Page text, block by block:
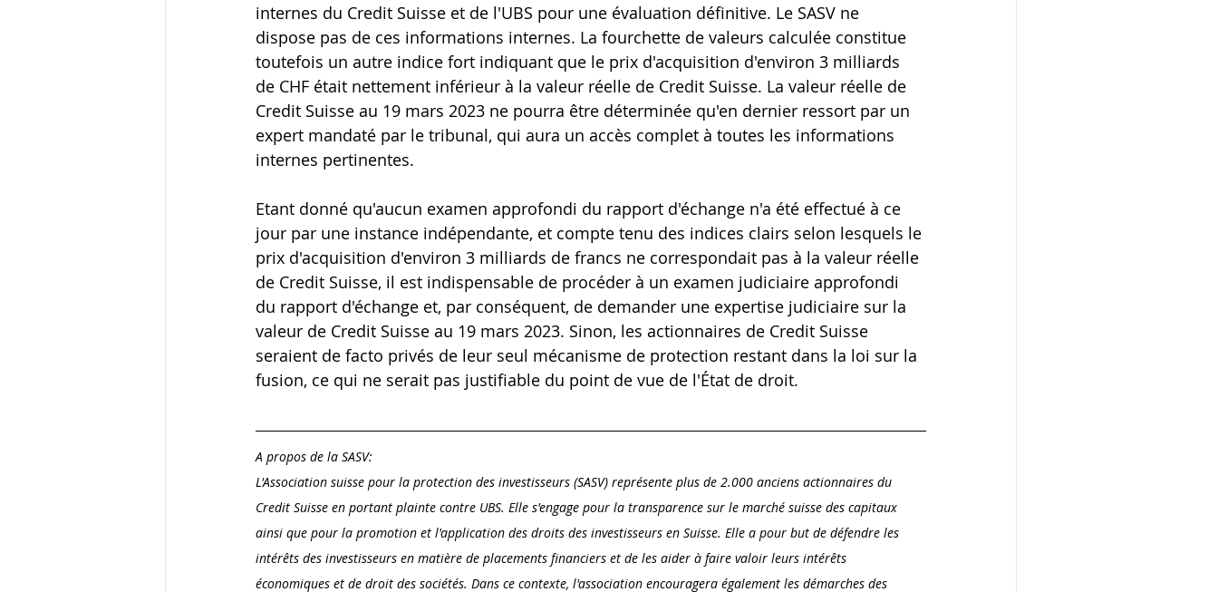
internes du Credit Suisse et de l'UBS pour une évaluation définitive. Le SASV ne
dispose pas de ces informations internes. La fourchette de valeurs calculée constitue
toutefois un autre indice fort indiquant que le prix d'acquisition d'environ 3 milliards
de CHF était nettement inférieur à la valeur réelle de Credit Suisse. La valeur réelle de
Credit Suisse au 19 mars 2023 ne pourra être déterminée qu'en dernier ressort par un
expert mandaté par le tribunal, qui aura un accès complet à toutes les informations
internes pertinentes.
Etant donné qu'aucun examen approfondi du rapport d'échange n'a été effectué à ce
jour par une instance indépendante, et compte tenu des indices clairs selon lesquels le
prix d'acquisition d'environ 3 milliards de francs ne correspondait pas à la valeur réelle
de Credit Suisse, il est indispensable de procéder à un examen judiciaire approfondi
du rapport d'échange et, par conséquent, de demander une expertise judiciaire sur la
valeur de Credit Suisse au 19 mars 2023. Sinon, les actionnaires de Credit Suisse
seraient de facto privés de leur seul mécanisme de protection restant dans la loi sur la
fusion, ce qui ne serait pas justifiable du point de vue de l'État de droit.
A propos de la SASV:
L'Association suisse pour la protection des investisseurs (SASV) représente plus de 2.000 anciens actionnaires du
Credit Suisse en portant plainte contre UBS. Elle s'engage pour la transparence sur le marché suisse des capitaux
ainsi que pour la promotion et l'application des droits des investisseurs en Suisse. Elle a pour but de défendre les
intérêts des investisseurs en matière de placements financiers et de les aider à faire valoir leurs intérêts
économiques et de droit des sociétés. Dans ce contexte, l'association encouragera également les démarches des